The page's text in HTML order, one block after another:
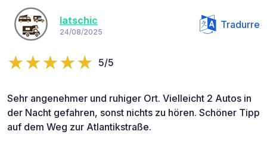
latschic
24/08/2025
Tradurre
5/5
Sehr angenehmer und ruhiger Ort. Vielleicht 2 Autos in
der Nacht gefahren, sonst nichts zu hören. Schöner Tipp
auf dem Weg zur Atlantikstraße.